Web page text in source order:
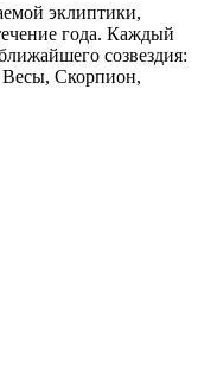
эклиптики,
года. Каждый
созвездия:
Скорпион,